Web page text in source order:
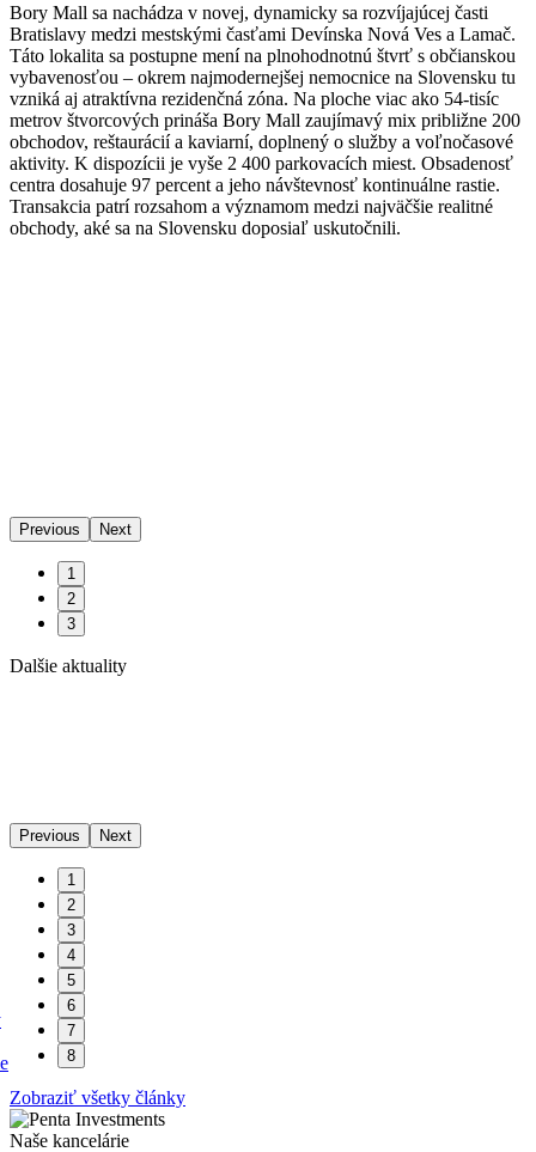
Bory Mall sa nachádza v novej, dynamicky sa rozvíjajúcej časti
Bratislavy medzi mestskými časťami Devínska Nová Ves a Lamač.
Táto lokalita sa postupne mení na plnohodnotnú štvrť s občianskou
vybavenosťou – okrem najmodernejšej nemocnice na Slovensku tu
vzniká aj atraktívna rezidenčná zóna. Na ploche viac ako 54-tisíc
metrov štvorcových prináša Bory Mall zaujímavý mix približne 200
obchodov, reštaurácií a kaviarní, doplnený o služby a voľnočasové
aktivity. K dispozícii je vyše 2 400 parkovacích miest. Obsadenosť
centra dosahuje 97 percent a jeho návštevnosť kontinuálne rastie.
Transakcia patrí rozsahom a významom medzi najväčšie realitné
obchody, aké sa na Slovensku doposiaľ uskutočnili.
Previous Next
1
2
3
Dalšie aktuality
Previous Next
1
2
3
4
5
6
7
8
Zobraziť všetky články
Naše kancelárie